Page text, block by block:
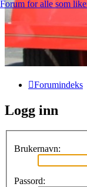
Forum for alle som
Forumindeks
Logg inn
Brukernavn:
Passord: